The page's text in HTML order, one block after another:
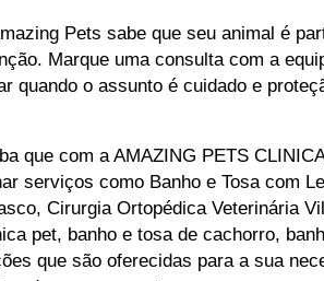
Pets sabe que seu animal é
Marque uma consulta com a
quando o assunto é cuidado e
que com a AMAZING PETS
serviços como Banho e Tosa com
Cirurgia Ortopédica Veterinária
pet, banho e tosa de cachorro,
que são oferecidas para a sua